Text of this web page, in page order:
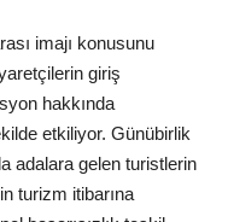
imajı konusunu
giriş
hakkında
etkiliyor. Günübirlik
adalara gelen turistlerin
turizm itibarına